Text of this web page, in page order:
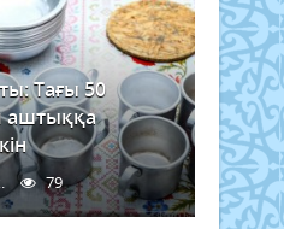
Тағы 50
аштыққа
79